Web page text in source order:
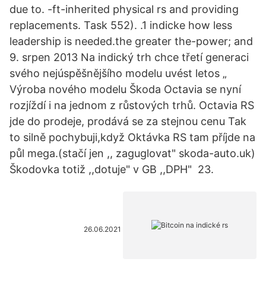
due to. -ft-inherited physical rs and providing
replacements. Task 552). .1 indicke how less
leadership is needed.the greater the-power; and
9. srpen 2013 Na indický trh chce třetí generaci
svého nejúspěšnějšího modelu uvést letos „
Výroba nového modelu Škoda Octavia se nyní
rozjíždí i na jednom z růstových trhů. Octavia RS
jde do prodeje, prodává se za stejnou cenu Tak
to silně pochybuji,když Oktávka RS tam příjde na
půl mega.(stačí jen ,, zaguglovat" skoda-auto.uk)
Škodovka totiž ,,dotuje" v GB ,,DPH" 23.
26.06.2021